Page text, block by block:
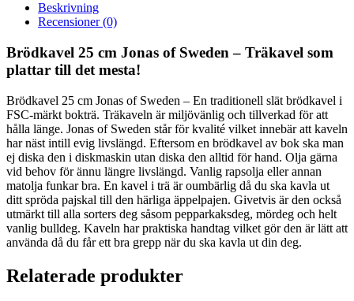
Beskrivning
Recensioner (0)
Brödkavel 25 cm Jonas of Sweden – Träkavel som
plattar till det mesta!
Brödkavel 25 cm Jonas of Sweden – En traditionell slät brödkavel i
FSC-märkt bokträ. Träkaveln är miljövänlig och tillverkad för att
hålla länge. Jonas of Sweden står för kvalité vilket innebär att kaveln
har näst intill evig livslängd. Eftersom en brödkavel av bok ska man
ej diska den i diskmaskin utan diska den alltid för hand. Olja gärna
vid behov för ännu längre livslängd. Vanlig rapsolja eller annan
matolja funkar bra. En kavel i trä är oumbärlig då du ska kavla ut
ditt spröda pajskal till den härliga äppelpajen. Givetvis är den också
utmärkt till alla sorters deg såsom pepparkaksdeg, mördeg och helt
vanlig bulldeg. Kaveln har praktiska handtag vilket gör den är lätt att
använda då du får ett bra grepp när du ska kavla ut din deg.
Relaterade produkter